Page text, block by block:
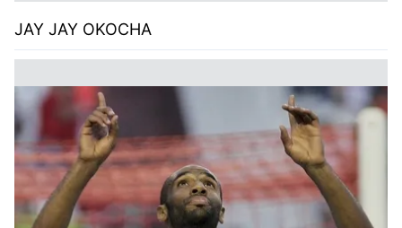
JAY JAY OKOCHA